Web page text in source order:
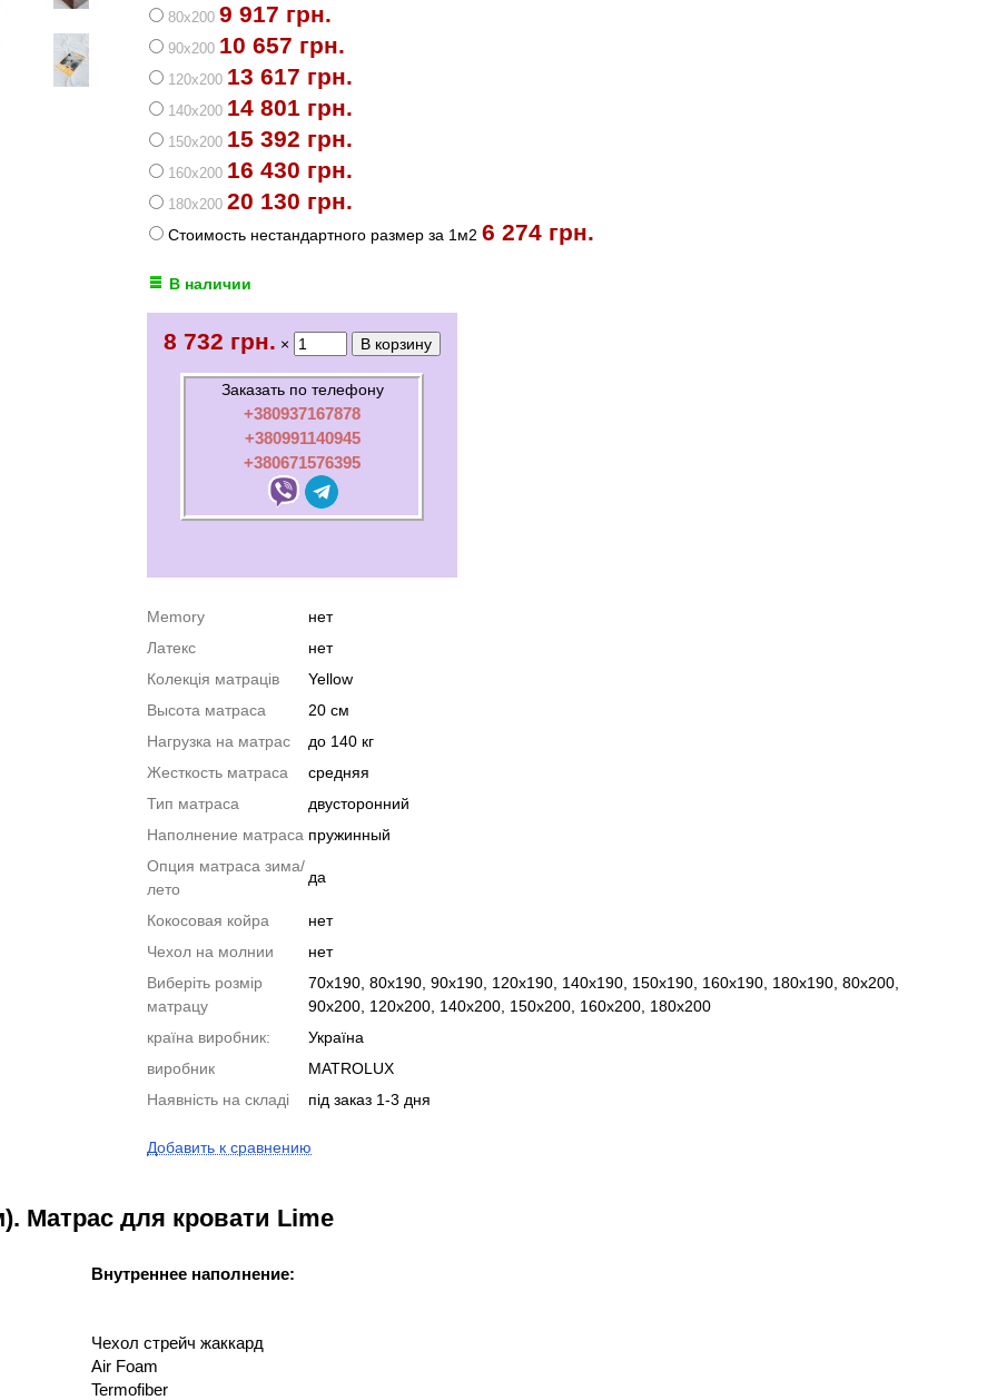
80х200 9 917 грн.
90х200 10 657 грн.
120х200 13 617 грн.
140х200 14 801 грн.
150х200 15 392 грн.
160х200 16 430 грн.
180х200 20 130 грн.
Стоимость нестандартного размер за 1м2 6 274 грн.
В наличии
8 732 грн. ×
Заказать по телефону
+380937167878
+380991140945
+380671576395
Memory
нет
Латекс
нет
Колекція матраців
Yellow
Высота матраса
20 см
Нагрузка на матрас
до 140 кг
Жесткость матраса
средняя
Тип матраса
двусторонний
Наполнение матраса пружинный
Опция матраса зима/
лето
да
Кокосовая койра
нет
Чехол на молнии
нет
Виберіть розмір
матрацу
70x190, 80x190, 90x190, 120x190, 140x190, 150x190, 160x190, 180x190, 80x200,
90x200, 120x200, 140x200, 150x200, 160x200, 180x200
країна виробник:
Україна
виробник
MATROLUX
Наявність на складі
під заказ 1-3 дня
Добавить к сравнению
Матрас для кровати Lime
Внутреннее наполнение:
Чехол стрейч жаккард
Air Foam
Termofiber